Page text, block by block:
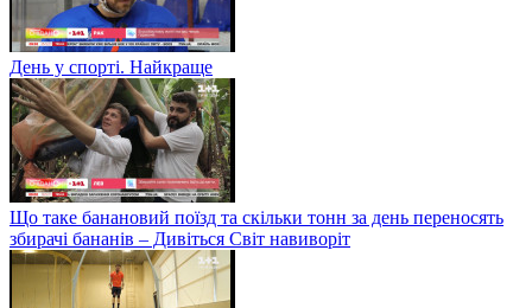
День у спорті. Найкраще
Що таке банановий поїзд та скільки тонн за день переносять
збирачі бананів – Дивіться Світ навиворіт